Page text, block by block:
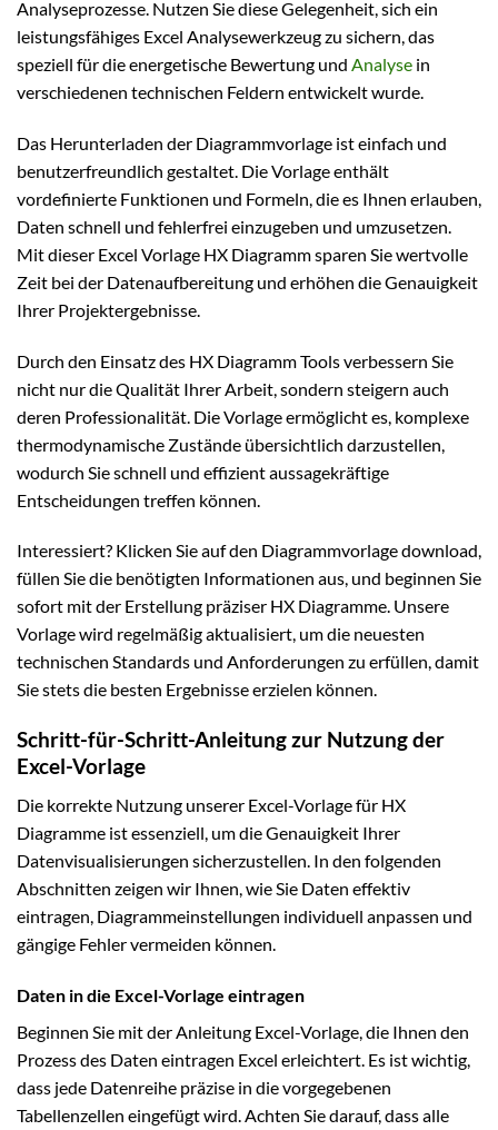
Analyseprozesse. Nutzen Sie diese Gelegenheit, sich ein
leistungsfähiges Excel Analysewerkzeug zu sichern, das
speziell für die energetische Bewertung und Analyse in
verschiedenen technischen Feldern entwickelt wurde.
Das Herunterladen der Diagrammvorlage ist einfach und
benutzerfreundlich gestaltet. Die Vorlage enthält
vordefinierte Funktionen und Formeln, die es Ihnen erlauben,
Daten schnell und fehlerfrei einzugeben und umzusetzen.
Mit dieser Excel Vorlage HX Diagramm sparen Sie wertvolle
Zeit bei der Datenaufbereitung und erhöhen die Genauigkeit
Ihrer Projektergebnisse.
Durch den Einsatz des HX Diagramm Tools verbessern Sie
nicht nur die Qualität Ihrer Arbeit, sondern steigern auch
deren Professionalität. Die Vorlage ermöglicht es, komplexe
thermodynamische Zustände übersichtlich darzustellen,
wodurch Sie schnell und effizient aussagekräftige
Entscheidungen treffen können.
Interessiert? Klicken Sie auf den Diagrammvorlage download,
füllen Sie die benötigten Informationen aus, und beginnen Sie
sofort mit der Erstellung präziser HX Diagramme. Unsere
Vorlage wird regelmäßig aktualisiert, um die neuesten
technischen Standards und Anforderungen zu erfüllen, damit
Sie stets die besten Ergebnisse erzielen können.
Schritt-für-Schritt-Anleitung zur Nutzung der
Excel-Vorlage
Die korrekte Nutzung unserer Excel-Vorlage für HX
Diagramme ist essenziell, um die Genauigkeit Ihrer
Datenvisualisierungen sicherzustellen. In den folgenden
Abschnitten zeigen wir Ihnen, wie Sie Daten effektiv
eintragen, Diagrammeinstellungen individuell anpassen und
gängige Fehler vermeiden können.
Daten in die Excel-Vorlage eintragen
Beginnen Sie mit der Anleitung Excel-Vorlage, die Ihnen den
Prozess des Daten eintragen Excel erleichtert. Es ist wichtig,
dass jede Datenreihe präzise in die vorgegebenen
Tabellenzellen eingefügt wird. Achten Sie darauf, dass alle